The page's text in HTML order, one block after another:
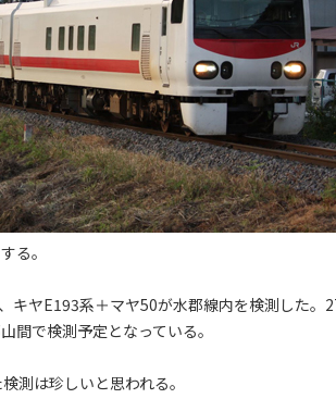
る。
キヤE193系＋マヤ50が水郡線内を検測した
で検測予定となっている。
測は珍しいと思われる。